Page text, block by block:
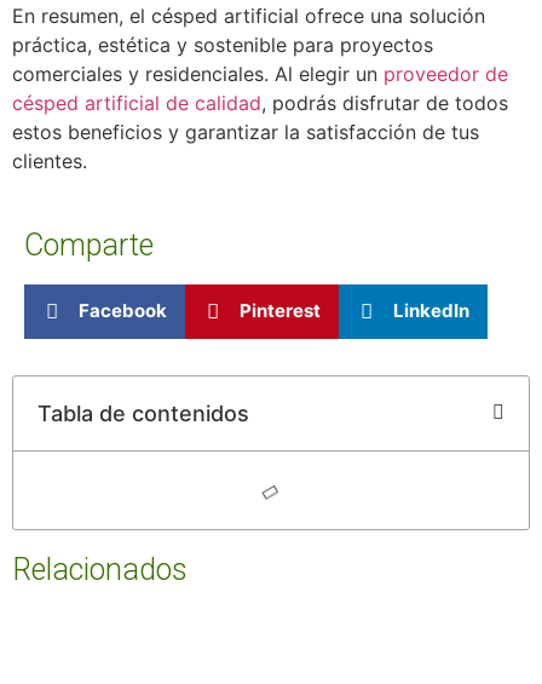
En resumen, el césped artificial ofrece una solución
práctica, estética y sostenible para proyectos
comerciales y residenciales. Al elegir un proveedor de
césped artificial de calidad, podrás disfrutar de todos
estos beneficios y garantizar la satisfacción de tus
clientes.
Comparte
Facebook Pinterest LinkedIn
Tabla de contenidos
Relacionados